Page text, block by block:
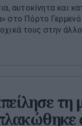
αυτοκίνητα και
στο Πόρτο
τους στην
τη